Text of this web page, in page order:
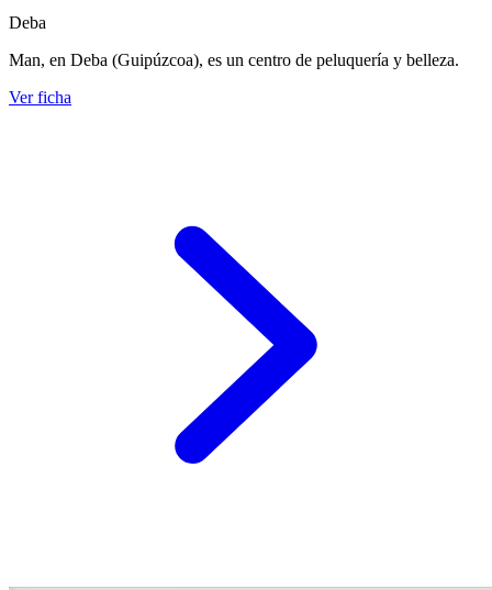
Deba
Man, en Deba (Guipúzcoa), es un centro de peluquería y belleza.
Ver ficha